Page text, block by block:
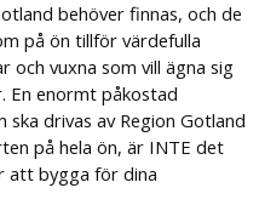
behöver finnas, och de
på ön tillför värdefulla
vuxna som vill ägna sig
En enormt påkostad
drivas av Region Gotland
på hela ön, är INTE det
att bygga för dina